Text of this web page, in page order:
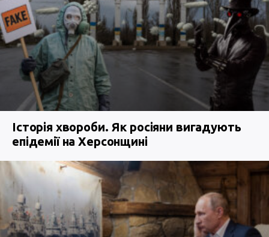
Історія хвороби. Як росіяни вигадують
епідемії на Херсонщині